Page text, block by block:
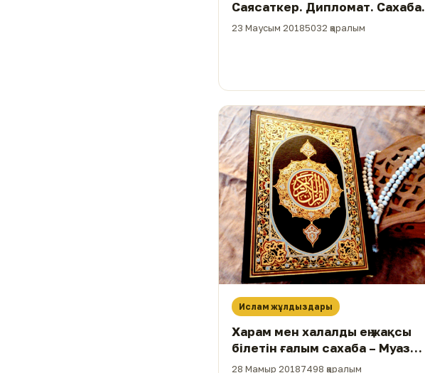
Саясаткер. Дипломат. Сахаба.
23 Маусым 20185032 қаралым
Ислам жұлдыздары
Харам мен халалды ең жақсы
білетін ғалым сахаба – Муаз
ибн Жәбәл (р.а)
28 Мамыр 20187498 қаралым